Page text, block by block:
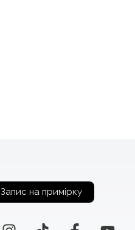
Запис на примірку